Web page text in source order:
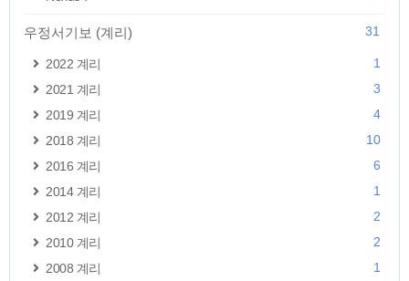
우정서기보 (계리) 31
2022 계리
1
2021 계리
3
2019 계리
4
2018 계리
10
2016 계리
6
2014 계리
1
2012 계리
2
2010 계리
2
2008 계리
1